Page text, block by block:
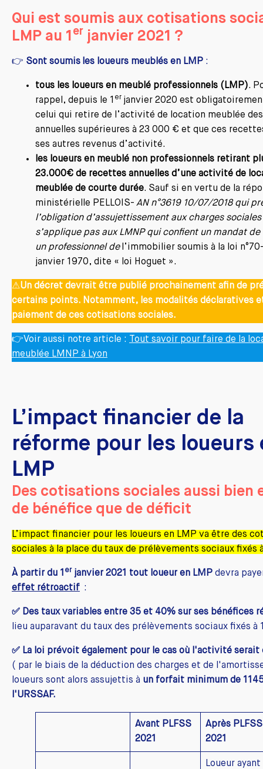
Qui est soumis aux cotisations
LMP au 1 er janvier 2021 ?
👉 Sont soumis les loueurs meublés en LMP :
tous les loueurs en meublé professionnels (LMP).
rappel, depuis le 1 er janvier 2020 est
celui qui retire de l’activité de location meublée
annuelles supérieures à 23 000 € et que ces
ses autres revenus d’activité.
les loueurs en meublé non professionnels retirant
23.000€ de recettes annuelles d’une activité de
meublée de courte durée. Sauf si en vertu de la
ministérielle PELLOIS- AN n°3619 10/07/2018 qui
l’obligation d’assujettissement aux charges sociales
s’applique pas aux LMNP qui confient un mandat de
un professionnel de l’immobilier soumis à la loi
janvier 1970, dite « loi Hoguet ».
⚠Un décret devrait être publié prochainement afin de
certains points. Notamment, les modalités déclaratives
paiement de ces cotisations sociales.
👉Voir aussi notre article :
Tout savoir pour faire de la
meublée LMNP à Lyon
L’impact financier de la
réforme pour les loueurs
LMP
Des cotisations sociales aussi bien
de bénéfice que de déficit
L’impact financier pour les loueurs en LMP va être des
sociales à la place du taux de prélèvements sociaux fixés
À partir du 1 er janvier 2021 tout loueur en LMP devra
effet rétroactif :
✅ Des taux variables entre 35 et 40% sur ses bénéfices
lieu auparavant du taux des prélèvements sociaux fixés à
✅ La loi prévoit également pour le cas où l'activité
( par le biais de la déduction des charges et de
loueurs sont alors assujettis à un forfait minimum de
l'URSSAF.
Avant PLFSS
2021
Après PLFSS
2021
Loueur ayant